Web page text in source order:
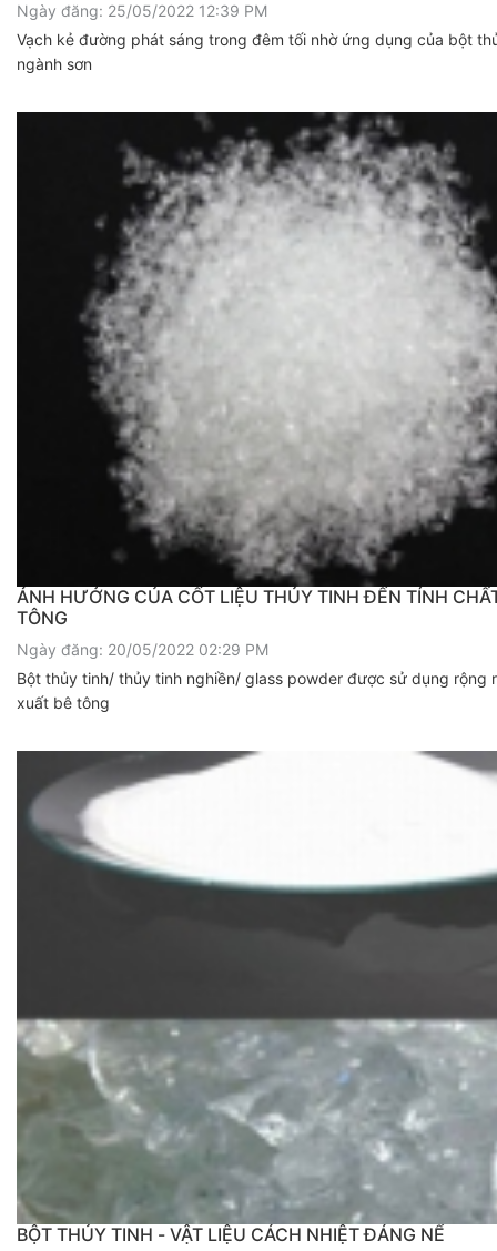
Ngày đăng: 25/05/2022 12:39 PM
Vạch kẻ đường phát sáng trong đêm tối nhờ ứng dụng của bột
ngành sơn
ẢNH HƯỞNG CỦA CỐT LIỆU THỦY TINH ĐẾN TÍNH
TÔNG
Ngày đăng: 20/05/2022 02:29 PM
Bột thủy tinh/ thủy tinh nghiền/ glass powder được sử dụng rộng
xuất bê tông
BỘT THỦY TINH - VẬT LIỆU CÁCH NHIỆT ĐÁNG NỂ